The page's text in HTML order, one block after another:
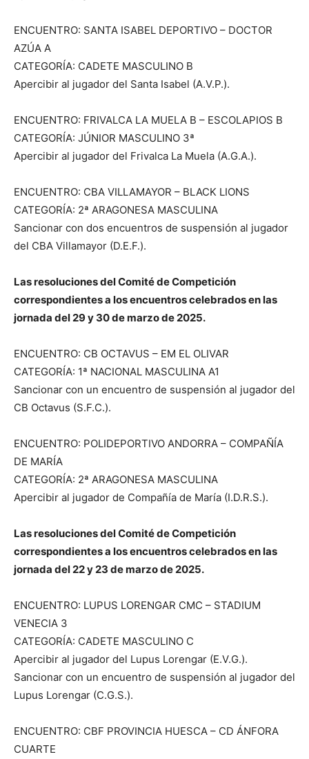
ENCUENTRO: SANTA ISABEL DEPORTIVO – DOCTOR
AZÚA A
CATEGORÍA: CADETE MASCULINO B
Apercibir al jugador del Santa Isabel (A.V.P.).
ENCUENTRO: FRIVALCA LA MUELA B – ESCOLAPIOS B
CATEGORÍA: JÚNIOR MASCULINO 3ª
Apercibir al jugador del Frivalca La Muela (A.G.A.).
ENCUENTRO: CBA VILLAMAYOR – BLACK LIONS
CATEGORÍA: 2ª ARAGONESA MASCULINA
Sancionar con dos encuentros de suspensión al jugador
del CBA Villamayor (D.E.F.).
Las resoluciones del Comité de Competición
correspondientes a los encuentros celebrados en las
jornada del 29 y 30 de marzo de 2025.
ENCUENTRO: CB OCTAVUS – EM EL OLIVAR
CATEGORÍA: 1ª NACIONAL MASCULINA A1
Sancionar con un encuentro de suspensión al jugador del
CB Octavus (S.F.C.).
ENCUENTRO: POLIDEPORTIVO ANDORRA – COMPAÑÍA
DE MARÍA
CATEGORÍA: 2ª ARAGONESA MASCULINA
Apercibir al jugador de Compañía de María (I.D.R.S.).
Las resoluciones del Comité de Competición
correspondientes a los encuentros celebrados en las
jornada del 22 y 23 de marzo de 2025.
ENCUENTRO: LUPUS LORENGAR CMC – STADIUM
VENECIA 3
CATEGORÍA: CADETE MASCULINO C
Apercibir al jugador del Lupus Lorengar (E.V.G.).
Sancionar con un encuentro de suspensión al jugador del
Lupus Lorengar (C.G.S.).
ENCUENTRO: CBF PROVINCIA HUESCA – CD ÁNFORA
CUARTE